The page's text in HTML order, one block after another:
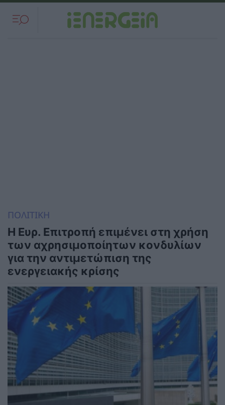
ΠΟΛΙΤΙΚΗ
Η Ευρ. Επιτροπή επιμένει στη χρήση
των αχρησιμοποίητων κονδυλίων
για την αντιμετώπιση της
ενεργειακής κρίσης